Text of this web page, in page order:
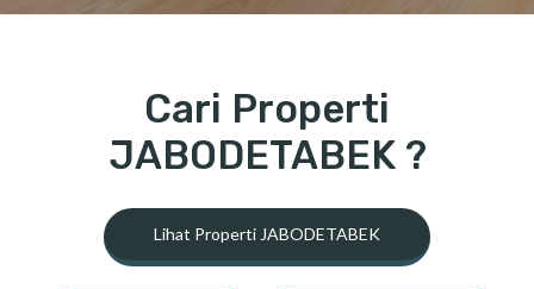
Cari Properti
JABODETABEK ?
Lihat Properti JABODETABEK